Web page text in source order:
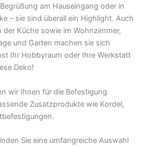
am Hauseingang oder in
– sie sind überall ein Highlight. Auch
der Küche sowie im Wohnzimmer,
und Garten machen sie sich
Ihr Hobbyraum oder Ihre Werkstatt
Deko!
wir Ihnen für die Befestigung
Zusatzprodukte wie Kordel,
Sie eine umfangreiche Auswahl